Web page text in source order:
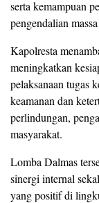
serta kemampuan
pengendalian
Kapolresta
meningkatkan
pelaksanaan tugas
keamanan dan
perlindungan,
masyarakat.
Lomba Dalmas
sinergi internal
yang positif di